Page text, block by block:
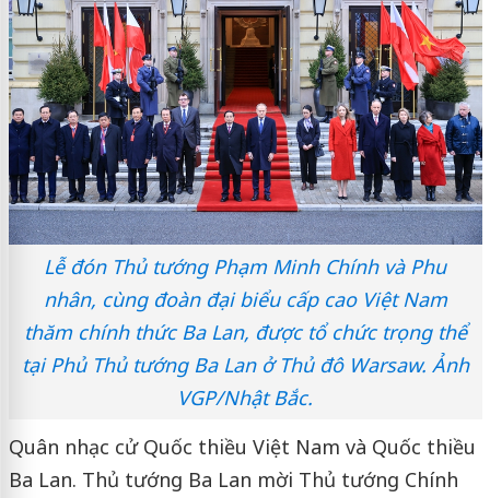
Lễ đón Thủ tướng Phạm Minh Chính và Phu
nhân, cùng đoàn đại biểu cấp cao Việt Nam
thăm chính thức Ba Lan, được tổ chức trọng thể
tại Phủ Thủ tướng Ba Lan ở Thủ đô Warsaw. Ảnh
VGP/Nhật Bắc.
Quân nhạc cử Quốc thiều Việt Nam và Quốc thiều
Ba Lan. Thủ tướng Ba Lan mời Thủ tướng Chính